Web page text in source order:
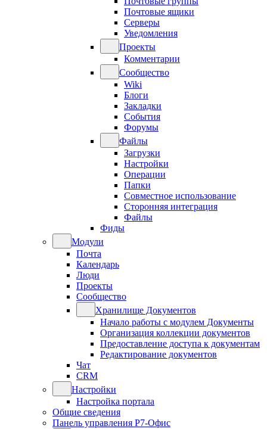
Почтовые ящики
Серверы
Уведомления
Проекты
Комментарии
Сообщество
Wiki
Блоги
Закладки
События
Форумы
Файлы
Загрузки
Настройки
Операции
Папки
Совместное использование
Сторонняя интеграция
Файлы
Фиды
Модули
Почта
Календарь
Люди
Проекты
Сообщество
Хранилище Документов
Начало работы с модулем Документы
Организация коллекции документов
Предоставление доступа к документам
Редактирование документов
Чат
CRM
Настройки
Настройка портала
Общие сведения
Панель управления Р7-Офис